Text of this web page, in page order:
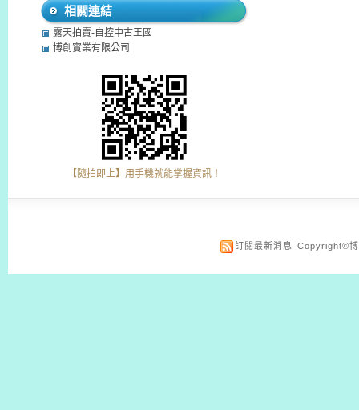
相關連結
露天拍賣-自控中古王國
博創實業有限公司
【隨拍即上】用手機就能掌握資訊！
訂閱最新消息 Copyright©